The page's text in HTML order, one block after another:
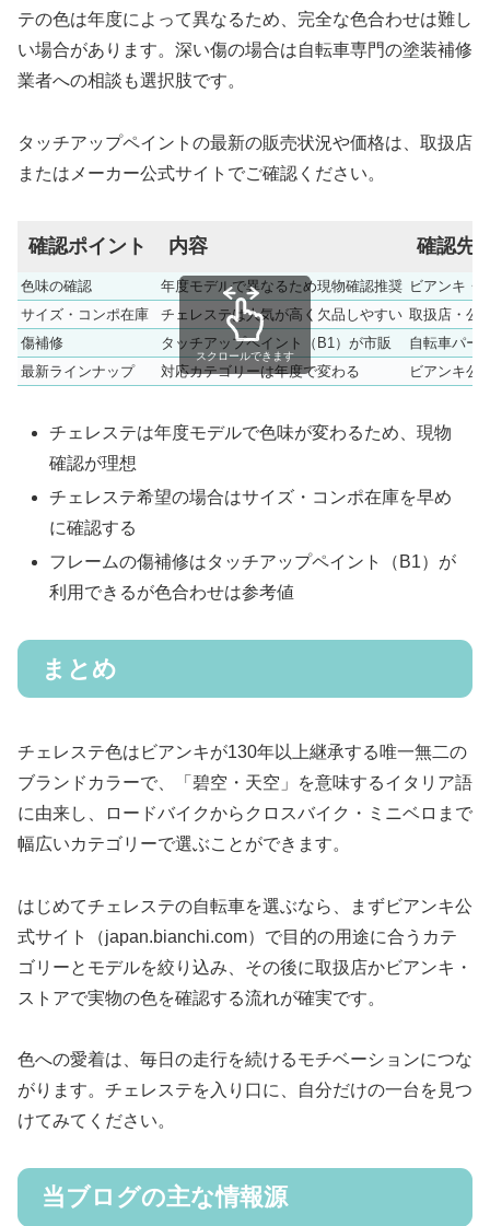
テの色は年度によって異なるため、完全な色合わせは難し
い場合があります。深い傷の場合は自転車専門の塗装補修
業者への相談も選択肢です。
タッチアップペイントの最新の販売状況や価格は、取扱店
またはメーカー公式サイトでご確認ください。
確認ポイント 内容 確認先
色味の確認 年度モデルで異なるため現物確認推奨 ビアンキ・
サイズ・コンポ在庫
チェレステは人気が高く欠品しやすい 取扱店・公
傷補修
タッチアップペイント（B1）が市販
自転車パー
最新ラインナップ
対応カテゴリーは年度で変わる ビアンキ公
スクロールできます
チェレステは年度モデルで色味が変わるため、現物
確認が理想
チェレステ希望の場合はサイズ・コンポ在庫を早め
に確認する
フレームの傷補修はタッチアップペイント（B1）が
利用できるが色合わせは参考値
まとめ
チェレステ色はビアンキが130年以上継承する唯一無二の
ブランドカラーで、「碧空・天空」を意味するイタリア語
に由来し、ロードバイクからクロスバイク・ミニベロまで
幅広いカテゴリーで選ぶことができます。
はじめてチェレステの自転車を選ぶなら、まずビアンキ公
式サイト（japan.bianchi.com）で目的の用途に合うカテ
ゴリーとモデルを絞り込み、その後に取扱店かビアンキ・
ストアで実物の色を確認する流れが確実です。
色への愛着は、毎日の走行を続けるモチベーションにつな
がります。チェレステを入り口に、自分だけの一台を見つ
けてみてください。
当ブログの主な情報源